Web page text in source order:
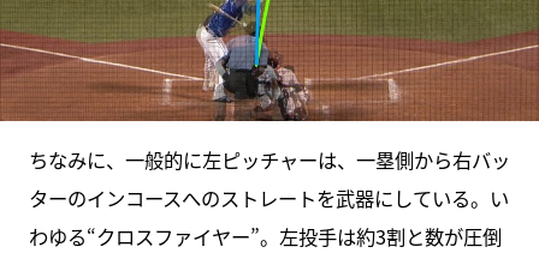
ちなみに、一般的に左ピッチャーは、一塁側から右バッ
ターのインコースへのストレートを武器にしている。い
わゆる“クロスファイヤー”。左投手は約3割と数が圧倒